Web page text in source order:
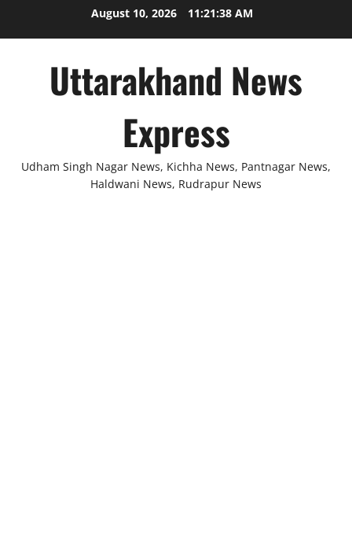
August 10, 2026 11:21:38 AM
Uttarakhand News
Express
Udham Singh Nagar News, Kichha News, Pantnagar News,
Haldwani News, Rudrapur News